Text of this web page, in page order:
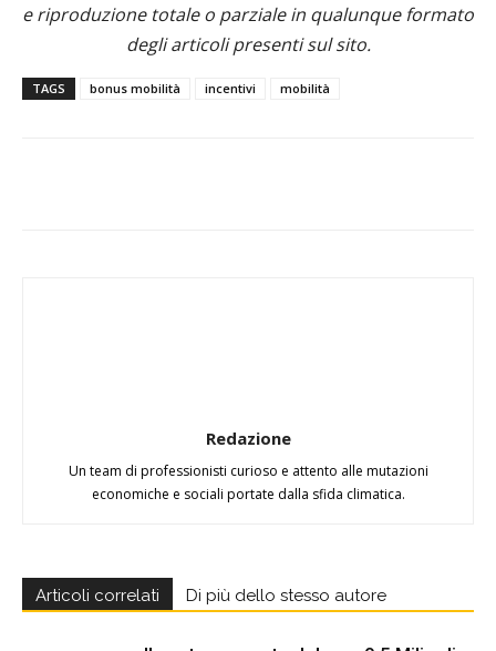
e riproduzione totale o parziale in qualunque formato
degli articoli presenti sul sito.
TAGS bonus mobilità incentivi mobilità
Redazione
Un team di professionisti curioso e attento alle mutazioni
economiche e sociali portate dalla sfida climatica.
Articoli correlati Di più dello stesso autore